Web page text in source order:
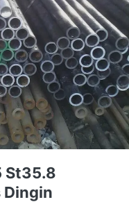
St35.8
Dingin